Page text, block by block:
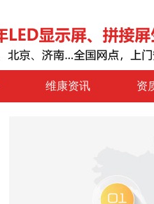
维康资讯 资